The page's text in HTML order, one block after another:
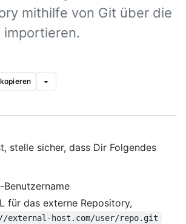
mithilfe von Git über die
importieren.
stelle sicher, dass Dir Folgendes
für das externe Repository,
external-host.com/user/repo.git